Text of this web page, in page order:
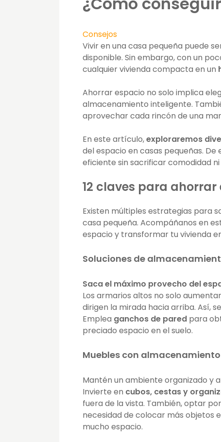
Consejos
Vivir en una casa pequeña puede
disponible. Sin embargo, con un
cualquier vivienda compacta en un
Ahorrar espacio no solo implica
almacenamiento inteligente.
aprovechar cada rincón de una
En este artículo,exploraremos
del espacio en casas pequeñas.
eficiente sin sacrificar comodidad ni
12 claves para
Existen múltiples estrategias para
casa pequeña. Acompáñanos en
espacio y transformar tu vivienda
Soluciones de
Saca el máximo provecho del
Los armarios altos no solo
dirigen la mirada hacia arriba. Así,
Emplea ganchos de pared para
preciado espacio en el suelo.
Muebles con
Mantén un ambiente organizado y
Invierte en cubos, cestas y
fuera de la vista. También, optar por
necesidad de colocar más objetos
mucho espacio.